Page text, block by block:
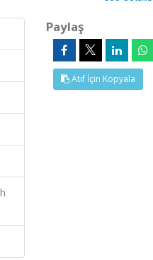
Paylaş
Atıf İçin Kopyala